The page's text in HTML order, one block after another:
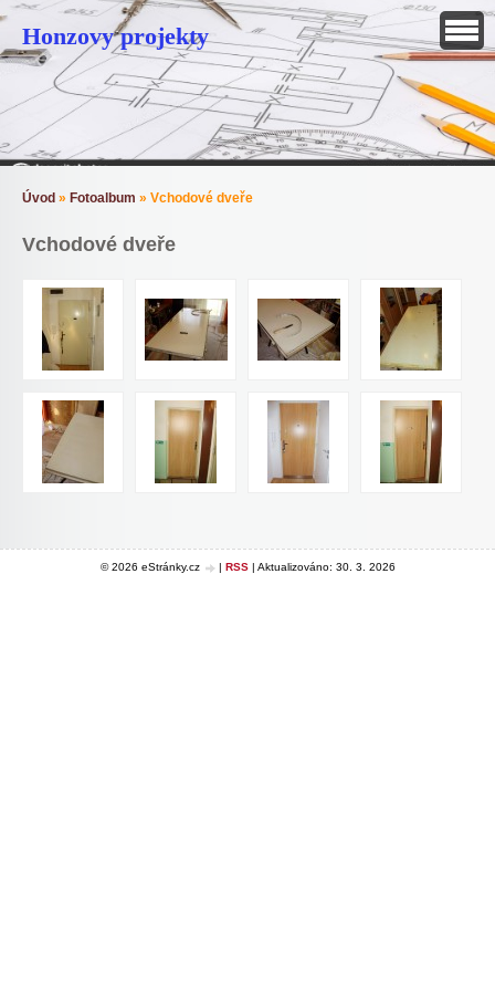
Honzovy projekty
Úvod » Fotoalbum » Vchodové dveře
Vchodové dveře
© 2026 eStránky.cz | RSS| Aktualizováno: 30. 3. 2026